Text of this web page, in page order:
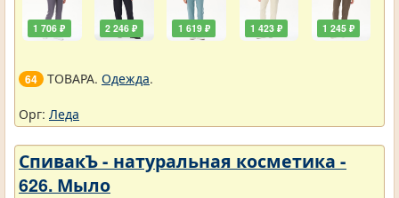
1 706 ₽ 2 246 ₽ 1 619 ₽ 1 423 ₽ 1 245 ₽
64 ТОВАРА. Одежда.
Орг: Леда
СпивакЪ - натуральная косметика -
626. Мыло